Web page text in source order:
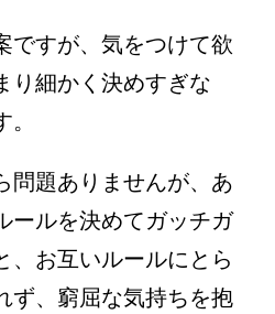
ですが、気をつけて欲
り細かく決めすぎな
問題ありませんが、あ
ールを決めてガッチガ
、お互いルールにとら
ず、窮屈な気持ちを抱